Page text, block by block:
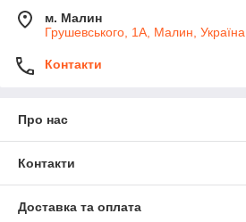
м. Малин
Грушевського, 1А, Малин, Україна
Контакти
Про нас
Контакти
Доставка та оплата